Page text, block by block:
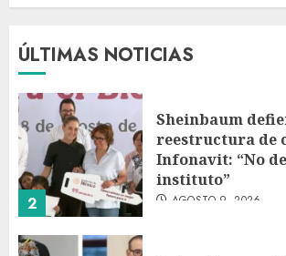
ÚLTIMAS NOTICIAS
1
Lionel, a los 68
2
Sheinbaum
reestructura de
Infonavit: “No
instituto”
AGOSTO 9, 2026